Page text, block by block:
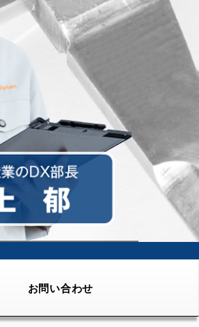
お問い合わせ